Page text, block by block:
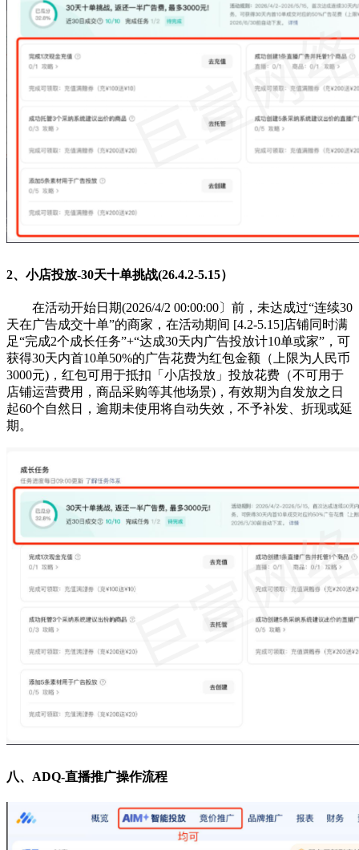
2、小店投放-30天十单挑战(26.4.2-5.15）
在活动开始日期(2026/4/2 00:00:00〕前，未达成过“连续30
天在广告成交十单”的商家，在活动期间 [4.2-5.15]店铺同时满
足“完成2个成长任务”+“达成30天内广告投放计10单或家”，可
获得30天内首10单50%的广告花费为红包金额（上限为人民币
3000元)，红包可用于抵扣「小店投放」投放花费（不可用于
店铺运营费用，商品采购等其他场景)，有效期为自发放之日
起60个自然日，逾期未使用将自动失效，不予补发、折现或延
期。
八、ADQ-直播推广操作流程